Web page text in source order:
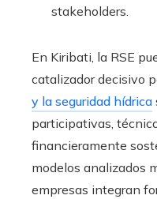
stakeholders.
En Kiribati, la RSE
catalizador decisivo
y la seguridad hídrica
participativas,
financieramente
modelos analizados
empresas integran